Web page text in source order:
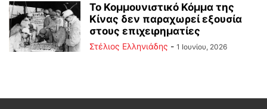
Το Κομμουνιστικό Κόμμα της
Κίνας δεν παραχωρεί εξουσία
στους επιχειρηματίες
Στέλιος Ελληνιάδης - 1 Ιουνίου, 2026